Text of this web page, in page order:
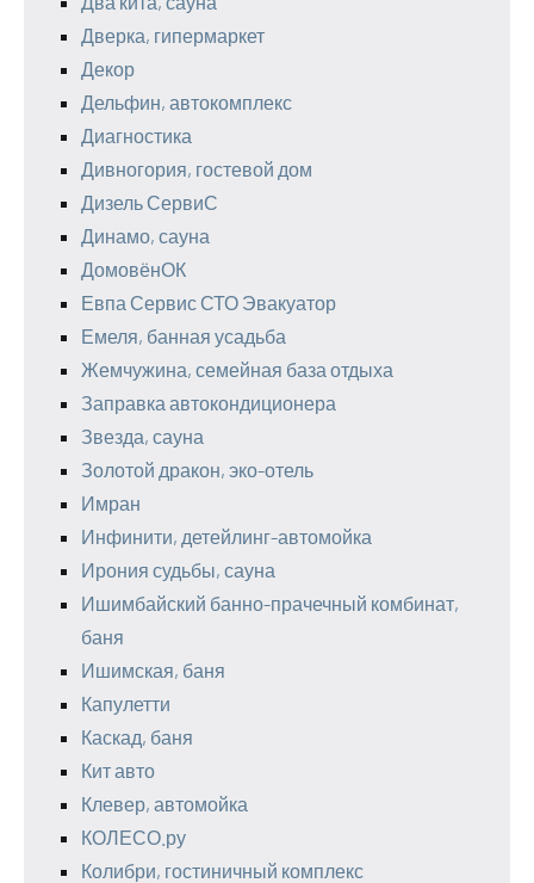
Дверка, гипермаркет
Декор
Дельфин, автокомплекс
Диагностика
Дивногория, гостевой дом
Дизель СервиС
Динамо, сауна
ДомовёнОК
Евпа Сервис СТО Эвакуатор
Емеля, банная усадьба
Жемчужина, семейная база отдыха
Заправка автокондиционера
Звезда, сауна
Золотой дракон, эко-отель
Имран
Инфинити, детейлинг-автомойка
Ирония судьбы, сауна
Ишимбайский банно-прачечный комбинат,
баня
Ишимская, баня
Капулетти
Каскад, баня
Кит авто
Клевер, автомойка
КОЛЕСО.ру
Колибри, гостиничный комплекс